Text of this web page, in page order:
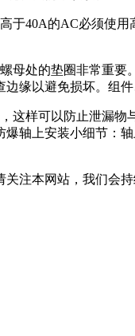
40A的AC必须使用
处的垫圈非常重要
缘以避免损坏。组
样可以防止泄漏物
轴上安装小细节：
注本网站，我们会持